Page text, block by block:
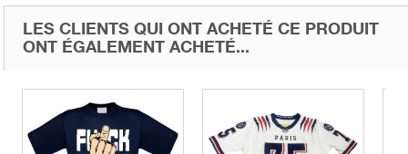
LES CLIENTS QUI ONT ACHETÉ CE PRODUIT
ONT ÉGALEMENT ACHETÉ...